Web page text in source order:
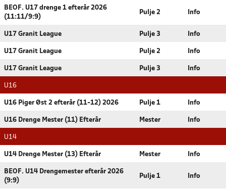
BEOF. U17 drenge 1 efterår 2026
(11:11/9:9)
Pulje 2 Info
U17 Granit League Pulje 3 Info
U17 Granit League Pulje 2 Info
U17 Granit League Pulje 3 Info
U16
U16 Piger Øst 2 efterår (11-12) 2026 Pulje 1 Info
U16 Drenge Mester (11) Efterår Mester Info
U14
U14 Drenge Mester (13) Efterår Mester Info
BEOF. U14 Drengemester efterår 2026
(9:9)
Pulje 1 Info